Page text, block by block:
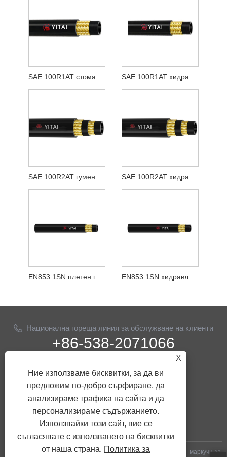
EN853 1SN плетен гумен маркуч от стоманена тел EN853 1SN хидравличен гумен маркуч с телена оплетка
Национална гореща линия за обслужване на клиенти
+86-538-2071066
info@ythose.cn
ПОСЛЕДВАЙ НИ
Copyright © 2023 Shandong Yitai Hydraulic Technology Co., Ltd. - маркучи за
X
Ние използваме бисквитки, за да ви
предложим по-добро сърфиране, да
анализираме трафика на сайта и да
персонализираме съдържанието.
Използвайки този сайт, вие се
съгласявате с използването на бисквитки
от наша страна. Политика за